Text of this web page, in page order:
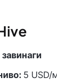
5 USD/